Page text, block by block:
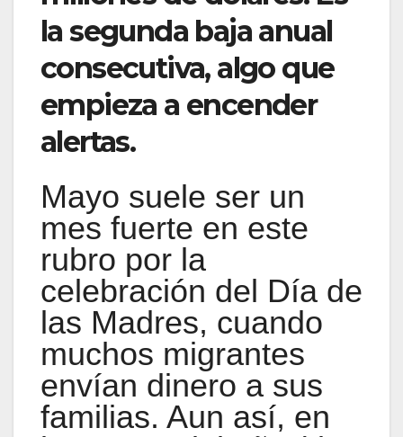
la segunda baja anual
consecutiva, algo que
empieza a encender
alertas.
Mayo suele ser un
mes fuerte en este
rubro por la
celebración del Día de
las Madres, cuando
muchos migrantes
envían dinero a sus
familias. Aun así, en